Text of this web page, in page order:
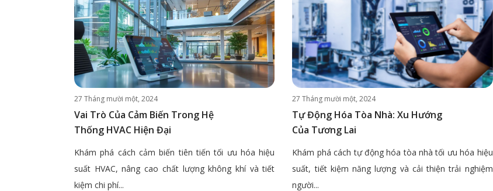
27 Tháng mười một, 2024
Vai Trò Của Cảm Biến Trong Hệ
Thống HVAC Hiện Đại
Khám phá cách cảm biến tiên tiến tối ưu hóa hiệu
suất HVAC, nâng cao chất lượng không khí và tiết
kiệm chi phí...
27 Tháng mười một, 2024
Tự Động Hóa Tòa Nhà: Xu Hướng
Của Tương Lai
Khám phá cách tự động hóa tòa nhà tối ưu hóa hiệu
suất, tiết kiệm năng lượng và cải thiện trải nghiệm
người...